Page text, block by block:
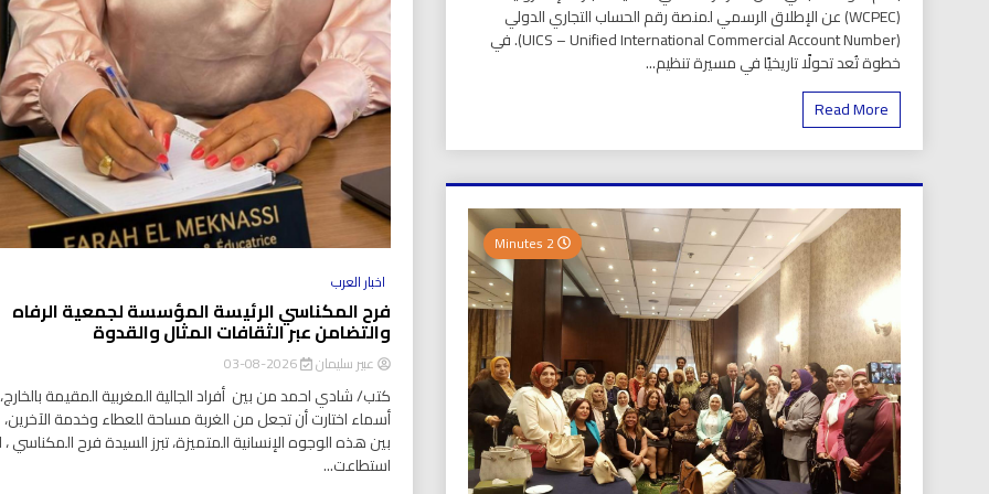
(WCPEC) عن الإطلاق الرسمي لمنصة رقم الحساب التجاري الدولي
(UICS – Unified International Commercial Account Number). في
خطوة تُعد تحولًا تاريخيًا في مسيرة تنظيم...
Read More
2 Minutes
اخبار العرب
فرح المكناسي الرئيسة المؤسسة لجمعية الرفاه
والتضامن عبر الثقافات المثال والقدوة
عبير سليمان 2026-08-03
كتب/ شادي احمد من بين أفراد الجالية المغربية المقيمة بالخارج،
أسماء اختارت أن تجعل من الغربة مساحة للعطاء وخدمة
بين هذه الوجوه الإنسانية المتميزة، تبرز السيدة فرح المكناسي ،
استطاعت...